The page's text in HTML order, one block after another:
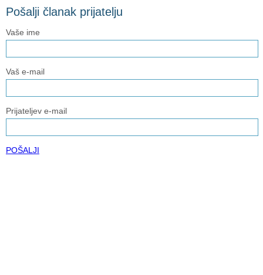
Pošalji članak prijatelju
Vaše ime
Vaš e-mail
Prijateljev e-mail
POŠALJI